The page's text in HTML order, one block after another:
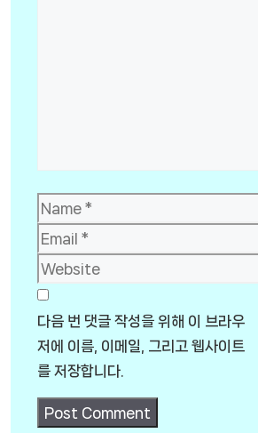
Name
Email
Website
다음 번 댓글 작성을 위해 이 브라우
저에 이름, 이메일, 그리고 웹사이트
를 저장합니다.